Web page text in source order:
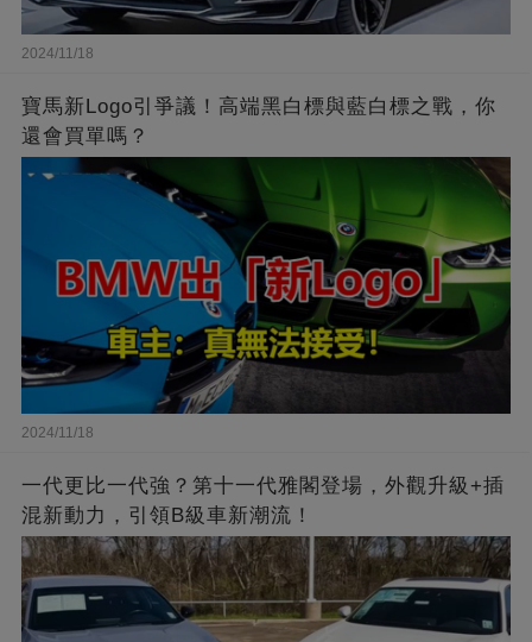
2024/11/18
寶馬新Logo引爭議！高端黑白標與藍白標之戰，你
還會買單嗎？
2024/11/18
一代更比一代強？第十一代雅閣登場，外觀升級+插
混新動力，引領B級車新潮流！